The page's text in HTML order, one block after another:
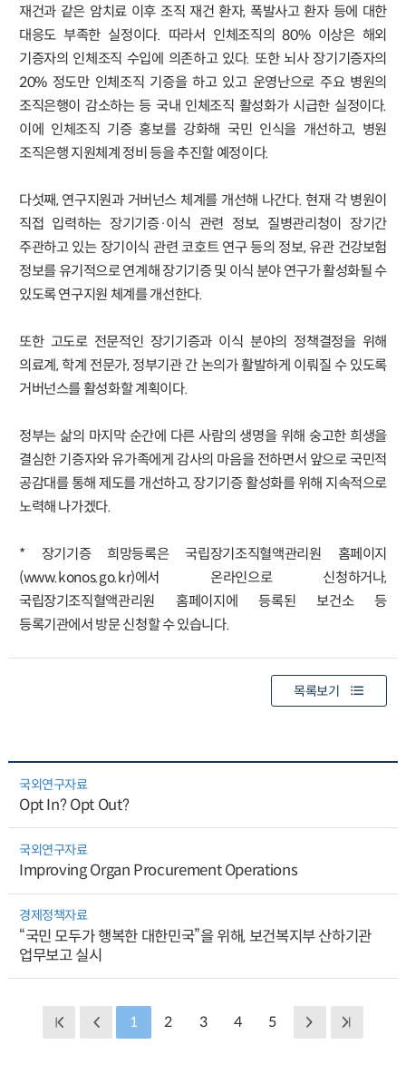
재건과 같은 암치료 이후 조직 재건 환자, 폭발사고 환자 등에 대한
대응도 부족한 실정이다. 따라서 인체조직의 80% 이상은 해외
기증자의 인체조직 수입에 의존하고 있다. 또한 뇌사 장기기증자의
20% 정도만 인체조직 기증을 하고 있고 운영난으로 주요 병원의
조직은행이 감소하는 등 국내 인체조직 활성화가 시급한 실정이다.
이에 인체조직 기증 홍보를 강화해 국민 인식을 개선하고, 병원
조직은행 지원체계 정비 등을 추진할 예정이다.
다섯째, 연구지원과 거버넌스 체계를 개선해 나간다. 현재 각 병원이
직접 입력하는 장기기증·이식 관련 정보, 질병관리청이 장기간
주관하고 있는 장기이식 관련 코호트 연구 등의 정보, 유관 건강보험
정보를 유기적으로 연계해 장기기증 및 이식 분야 연구가 활성화될 수
있도록 연구지원 체계를 개선한다.
또한 고도로 전문적인 장기기증과 이식 분야의 정책결정을 위해
의료계, 학계 전문가, 정부기관 간 논의가 활발하게 이뤄질 수 있도록
거버넌스를 활성화할 계획이다.
정부는 삶의 마지막 순간에 다른 사람의 생명을 위해 숭고한 희생을
결심한 기증자와 유가족에게 감사의 마음을 전하면서 앞으로 국민적
공감대를 통해 제도를 개선하고, 장기기증 활성화를 위해 지속적으로
노력해 나가겠다.
* 장기기증 희망등록은 국립장기조직혈액관리원 홈페이지
(www.konos.go.kr)에서 온라인으로 신청하거나,
국립장기조직혈액관리원 홈페이지에 등록된 보건소 등
등록기관에서 방문 신청할 수 있습니다.
목록보기
국외연구자료
Opt In? Opt Out?
국외연구자료
Improving Organ Procurement Operations
경제정책자료
“국민 모두가 행복한 대한민국”을 위해, 보건복지부 산하기관
업무보고 실시
1 2 3 4 5